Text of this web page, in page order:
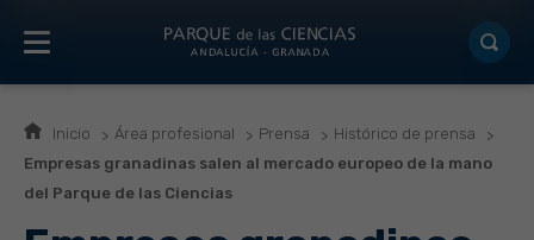
Inicio Área profesional Prensa
Histórico de prensa
Empresas granadinas salen al mercado europeo de la mano
del Parque de las Ciencias